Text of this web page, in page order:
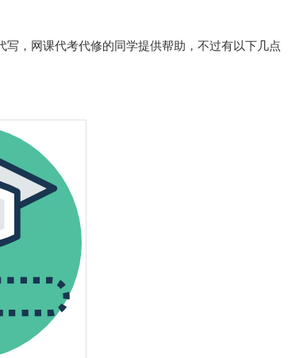
写，网课代考代修的同学提供帮助，不过有以下几点